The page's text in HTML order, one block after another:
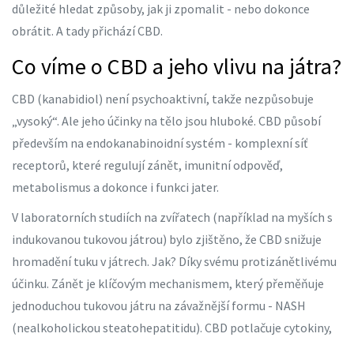
důležité hledat způsoby, jak ji zpomalit - nebo dokonce
obrátit. A tady přichází CBD.
Co víme o CBD a jeho vlivu na játra?
CBD (kanabidiol) není psychoaktivní, takže nezpůsobuje
„vysoký“. Ale jeho účinky na tělo jsou hluboké. CBD působí
především na endokanabinoidní systém - komplexní síť
receptorů, které regulují zánět, imunitní odpověď,
metabolismus a dokonce i funkci jater.
V laboratorních studiích na zvířatech (například na myších s
indukovanou tukovou játrou) bylo zjištěno, že CBD snižuje
hromadění tuku v játrech. Jak? Díky svému protizánětlivému
účinku. Zánět je klíčovým mechanismem, který přeměňuje
jednoduchou tukovou játru na závažnější formu - NASH
(nealkoholickou steatohepatitidu). CBD potlačuje cytokiny,